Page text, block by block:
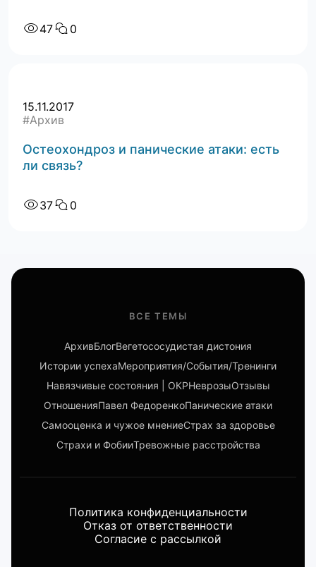
47 0
15.11.2017
#Архив
Остеохондроз и панические атаки: есть
ли связь?
37 0
ВСЕ ТЕМЫ
АрхивБлогВегетососудистая дистония
Истории успехаМероприятия/События/Тренинги
Навязчивые состояния | ОКРНеврозыОтзывы
ОтношенияПавел ФедоренкоПанические атаки
Самооценка и чужое мнениеСтрах за здоровье
Страхи и ФобииТревожные расстройства
Политика конфиденциальности
Отказ от ответственности
Согласие с рассылкой